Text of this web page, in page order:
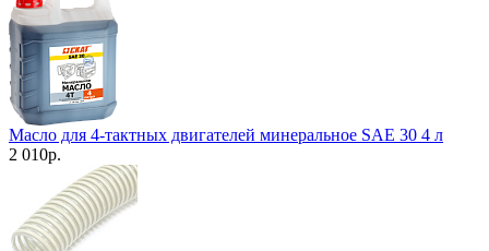
Масло для 4-тактных двигателей минеральное SAE 30 4 л
2 010р.